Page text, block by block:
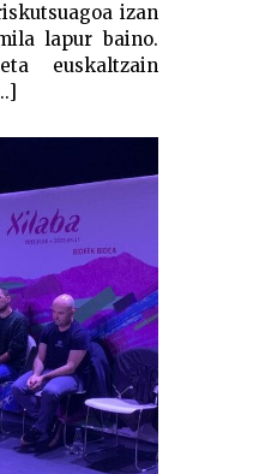
izan
lapur baino.
euskaltzain